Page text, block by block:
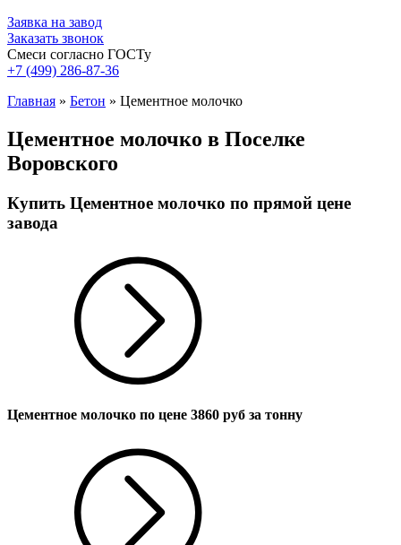
Заявка на завод
Заказать звонок
Смеси согласно ГОСТу
+7 (499) 286-87-36
Главная » Бетон » Цементное молочко
Цементное молочко в Поселке
Воровского
Купить Цементное молочко по прямой цене
завода
Цементное молочко по цене 3860 руб за тонну